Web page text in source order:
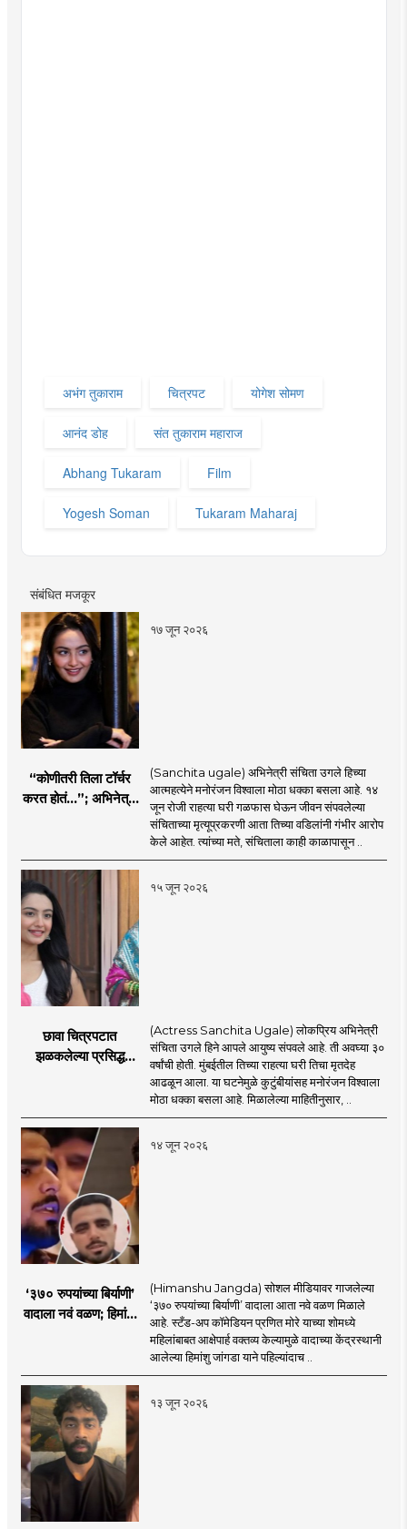
अभंग तुकाराम चित्रपट योगेश सोमण
आनंद डोह संत तुकाराम महाराज
Abhang Tukaram Film
Yogesh Soman Tukaram Maharaj
संबंधित मजकूर
१७ जून २०२६
“कोणीतरी तिला टॉर्चर
करत होतं...”; अभिनेत्री
(Sanchita ugale) अभिनेत्री संचिता उगले हिच्या
आत्महत्येने मनोरंजन विश्वाला मोठा धक्का बसला आहे. १४
जून रोजी राहत्या घरी गळफास घेऊन जीवन संपवलेल्या
संचिताच्या मृत्यूप्रकरणी आता तिच्या वडिलांनी गंभीर आरोप
केले आहेत. त्यांच्या मते, संचिताला काही काळापासून ..
१५ जून २०२६
छावा चित्रपटात
झळकलेल्या प्रसिद्ध
हळहळ
(Actress Sanchita Ugale) लोकप्रिय अभिनेत्री
संचिता उगले हिने आपले आयुष्य संपवले आहे. ती अवघ्या ३०
वर्षांची होती. मुंबईतील तिच्या राहत्या घरी तिचा मृतदेह
आढळून आला. या घटनेमुळे कुटुंबीयांसह मनोरंजन विश्वाला
मोठा धक्का बसला आहे. मिळालेल्या माहितीनुसार, ..
१४ जून २०२६
‘३७० रुपयांच्या बिर्याणी’
वादाला नवं वळण; हिमांशू
म्हणाला?
(Himanshu Jangda) सोशल मीडियावर गाजलेल्या
‘३७० रुपयांच्या बिर्याणी’ वादाला आता नवे वळण मिळाले
आहे. स्टँड-अप कॉमेडियन प्रणित मोरे याच्या शोमध्ये
महिलांबाबत आक्षेपार्ह वक्तव्य केल्यामुळे वादाच्या केंद्रस्थानी
आलेल्या हिमांशु जांगडा याने पहिल्यांदाच ..
१३ जून २०२६